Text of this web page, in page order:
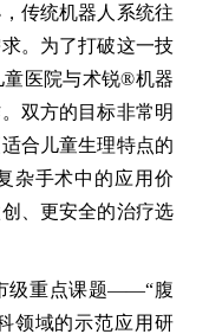
传统机器人系统往
。为了打破这一技
医院与术锐®机器
双方的目标非常明
合儿童生理特点的
杂手术中的应用价
、更安全的治疗选
级重点课题——“腹
领域的示范应用研